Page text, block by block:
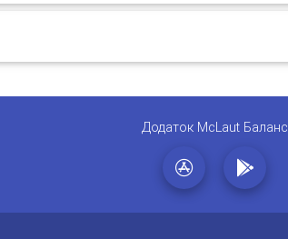
Додаток McLaut Баланс